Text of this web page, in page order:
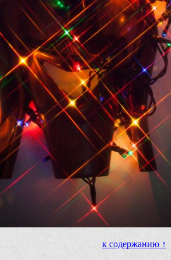
к содержанию ↑